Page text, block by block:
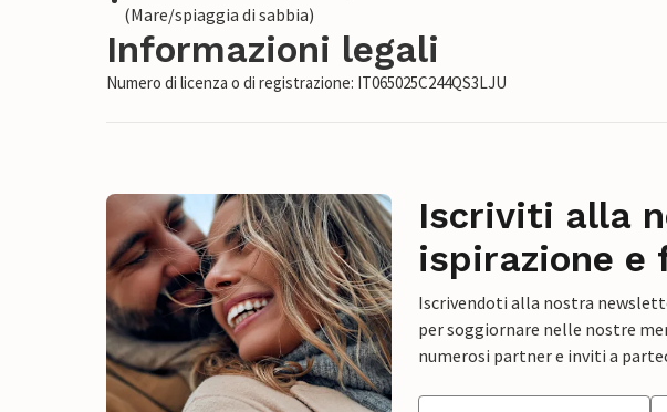
(Mare/spiaggia di sabbia)
Informazioni legali
Numero di licenza o di registrazione: IT065025C244QS3LJU
Iscriviti alla
ispirazione
Iscrivendoti alla nostra
per soggiornare nelle nostre
numerosi partner e inviti a